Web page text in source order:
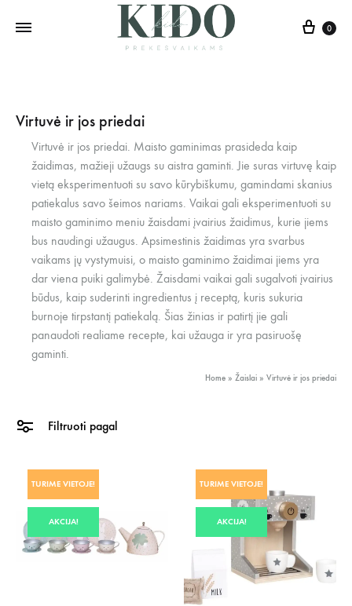
0
Virtuvė ir jos priedai
Virtuvė ir jos priedai. Maisto gaminimas prasideda kaip
žaidimas, mažieji užaugs su aistra gaminti. Jie suras virtuvę kaip
vietą eksperimentuoti su savo kūrybiškumu, gamindami skanius
patiekalus savo šeimos nariams. Vaikai gali eksperimentuoti su
maisto gaminimo meniu žaisdami įvairius žaidimus, kurie jiems
bus naudingi užaugus. Apsimestinis žaidimas yra svarbus
vaikams jų vystymuisi, o maisto gaminimo žaidimai jiems yra
dar viena puiki galimybė. Žaisdami vaikai gali sugalvoti įvairius
būdus, kaip suderinti ingredientus į receptą, kuris sukuria
burnoje tirpstantį patiekalą. Šias žinias ir patirtį jie gali
panaudoti realiame recepte, kai užauga ir yra pasiruošę
gaminti.
Home » Žaislai » Virtuvė ir jos priedai
Filtruoti pagal
TURIME VIETOJE!
AKCIJA!
TURIME VIETOJE!
AKCIJA!